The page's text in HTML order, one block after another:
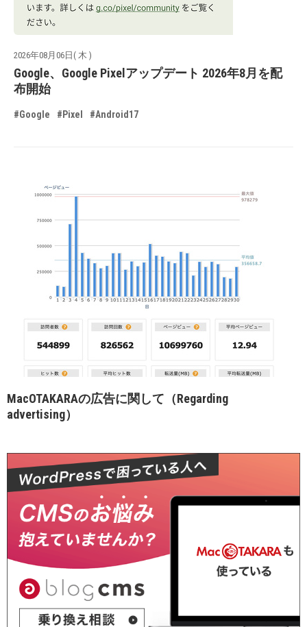
2026年08月06日( 木 )
Google、Google Pixelアップデート 2026年8月を配
布開始
#Google #Pixel #Android17
MacOTAKARAの広告に関して（Regarding
advertising）